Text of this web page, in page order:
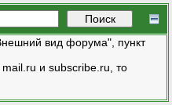
вид форума", пункт
и subscribe.ru, то